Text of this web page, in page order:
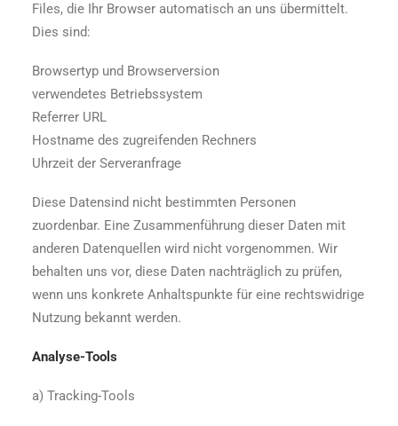
Files, die Ihr Browser automatisch an uns übermittelt.
Dies sind:
Browsertyp und Browserversion
verwendetes Betriebssystem
Referrer URL
Hostname des zugreifenden Rechners
Uhrzeit der Serveranfrage
Diese Datensind nicht bestimmten Personen
zuordenbar. Eine Zusammenführung dieser Daten mit
anderen Datenquellen wird nicht vorgenommen. Wir
behalten uns vor, diese Daten nachträglich zu prüfen,
wenn uns konkrete Anhaltspunkte für eine rechtswidrige
Nutzung bekannt werden.
Analyse-Tools
a) Tracking-Tools